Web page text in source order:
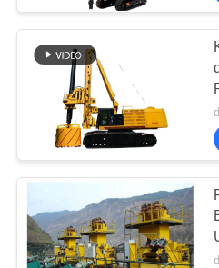
Casing